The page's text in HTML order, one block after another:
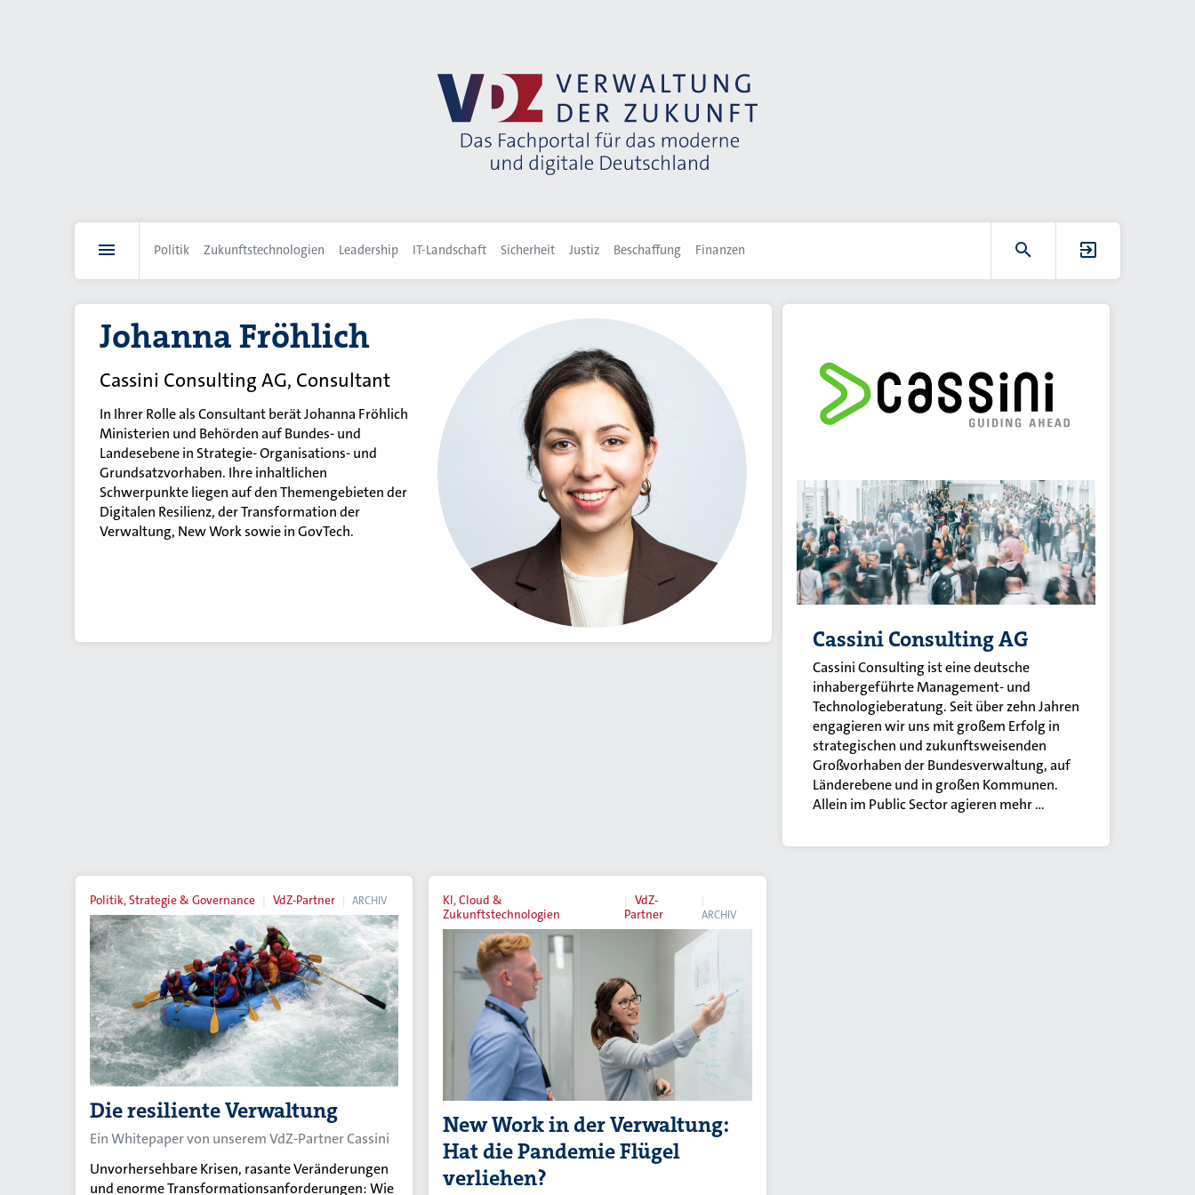
Politik Zukunftstechnologien Leadership IT-Landschaft Sicherheit Justiz Beschaffung Finanzen
Johanna Fröhlich
Cassini Consulting AG, Consultant
In Ihrer Rolle als Consultant berät Johanna Fröhlich
Ministerien und Behörden auf Bundes- und
Landesebene in Strategie- Organisations- und
Grundsatzvorhaben. Ihre inhaltlichen
Schwerpunkte liegen auf den Themengebieten der
Digitalen Resilienz, der Transformation der
Verwaltung, New Work sowie in GovTech.
Cassini Consulting AG
Cassini Consulting ist eine deutsche
inhabergeführte Management- und
Technologieberatung. Seit über zehn Jahren
engagieren wir uns mit großem Erfolg in
strategischen und zukunftsweisenden
Großvorhaben der Bundesverwaltung, auf
Länderebene und in großen Kommunen.
Allein im Public Sector agieren mehr …
Politik, Strategie & Governance VdZ-Partner ARCHIV
Die resiliente Verwaltung
Ein Whitepaper von unserem VdZ-Partner Cassini
Unvorhersehbare Krisen, rasante Veränderungen
und enorme Transformationsanforderungen: Wie
KI, Cloud &
Zukunftstechnologien
VdZ-
Partner
ARCHIV
New Work in der Verwaltung:
Hat die Pandemie Flügel
verliehen?